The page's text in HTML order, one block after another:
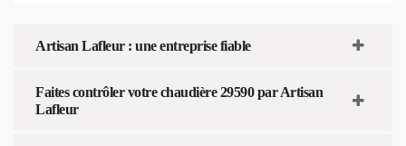
Artisan Lafleur : une entreprise fiable
Faites contrôler votre chaudière 29590 par Artisan
Lafleur